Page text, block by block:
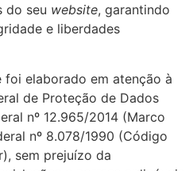
do seu website, garantindo
e liberdades
foi elaborado em atenção à
de Proteção de Dados
nº 12.965/2014 (Marco
nº 8.078/1990 (Código
sem prejuízo da